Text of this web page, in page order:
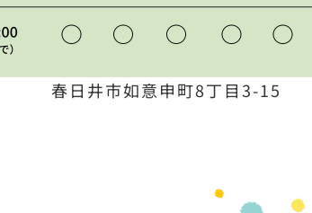
春日井市如意申町8丁目3-15